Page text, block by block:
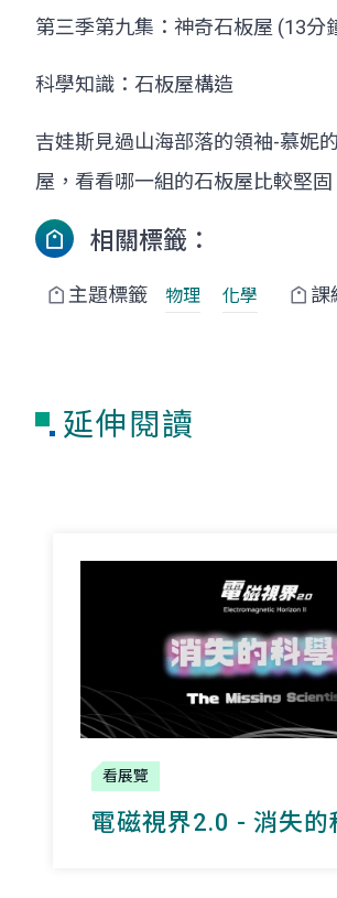
第三季第九集：神奇石板屋 (13分
科學知識：石板屋構造
吉娃斯見過山海部落的領袖-慕妮
屋，看看哪一組的石板屋比較堅
相關標籤：
主題標籤 物理 化學 課
延伸閱讀
看展覽
電磁視界2.0 - 消失的